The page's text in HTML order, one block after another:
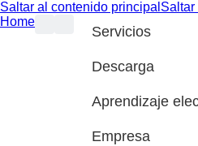
Saltar al contenido principal Saltar
Home
Servicios
Descarga
Aprendizaje
Empresa